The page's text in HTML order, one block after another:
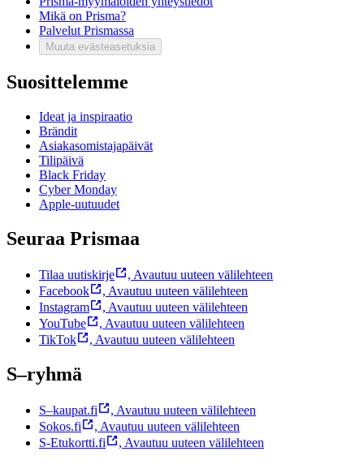
Mikä on Prisma?
Palvelut Prismassa
Muuta evästeasetuksia
Suosittelemme
Ideat ja inspiraatio
Brändit
Asiakasomistajapäivät
Tilipäivä
Black Friday
Cyber Monday
Apple-uutuudet
Seuraa Prismaa
Tilaa uutiskirje , Avautuu uuteen välilehteen
Facebook
, Avautuu uuteen välilehteen
Instagram
, Avautuu uuteen välilehteen
YouTube
, Avautuu uuteen välilehteen
TikTok
, Avautuu uuteen välilehteen
S–ryhmä
S–kaupat.fi , Avautuu uuteen välilehteen
Sokos.fi
, Avautuu uuteen välilehteen
S-Etukortti.fi
, Avautuu uuteen välilehteen